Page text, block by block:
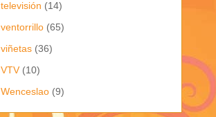
televisión (14)
ventorrillo (65)
viñetas (36)
VTV (10)
Wenceslao (9)